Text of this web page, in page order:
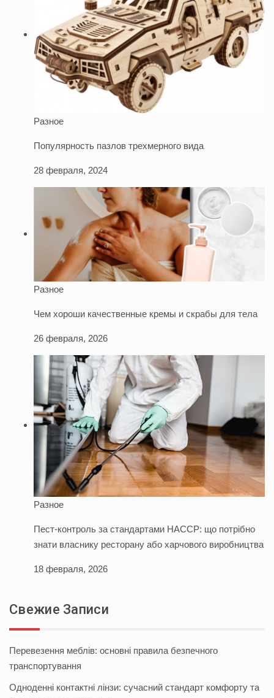
Разное
Популярность пазлов трехмерного вида
28 февраля, 2024
Разное
Чем хороши качественные кремы и скрабы для тела
26 февраля, 2026
Разное
Пест-контроль за стандартами HACCP: що потрібно
знати власнику ресторану або харчового виробництва
18 февраля, 2026
Свежие Записи
Перевезення меблів: основні правила безпечного
транспортування
Одноденні контактні лінзи: сучасний стандарт комфорту та